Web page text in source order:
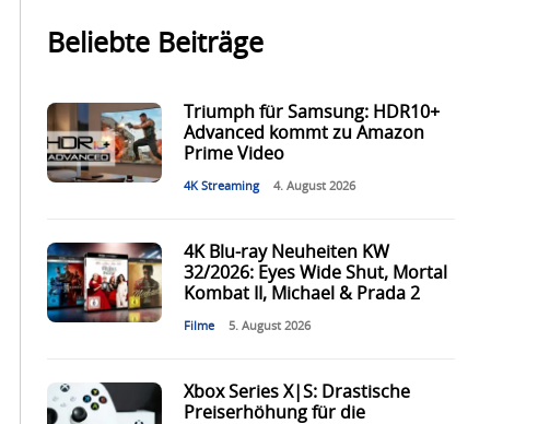
Beliebte Beiträge
Triumph für Samsung: HDR10+
Advanced kommt zu Amazon
Prime Video
4K Streaming 4. August 2026
4K Blu-ray Neuheiten KW
32/2026: Eyes Wide Shut, Mortal
Kombat II, Michael & Prada 2
Filme 5. August 2026
Xbox Series X|S: Drastische
Preiserhöhung für die